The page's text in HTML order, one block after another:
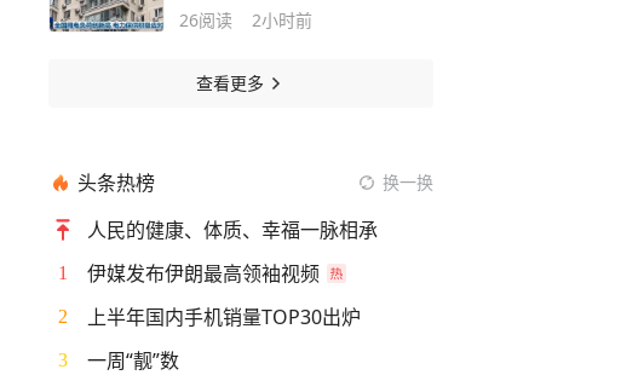
26阅读 2小时前
查看更多
头条热榜 换一换
人民的健康、体质、幸福一脉相承
1 伊媒发布伊朗最高领袖视频
2 上半年国内手机销量TOP30出炉
3 一周“靓”数